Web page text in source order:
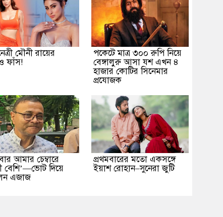
মৌনী রায়ের
ফাঁস!
পকেটে মাত্র ৩০০ রুপি নিয়ে
বেঙ্গালুরু আসা যশ এখন ৪
হাজার কোটির সিনেমার
প্রযোজক
আমার চেম্বারে
বেশি’—ভোট দিয়ে
এজাজ
প্রথমবারের মতো একসঙ্গে
ইয়াশ রোহান–সুনেরা জুটি